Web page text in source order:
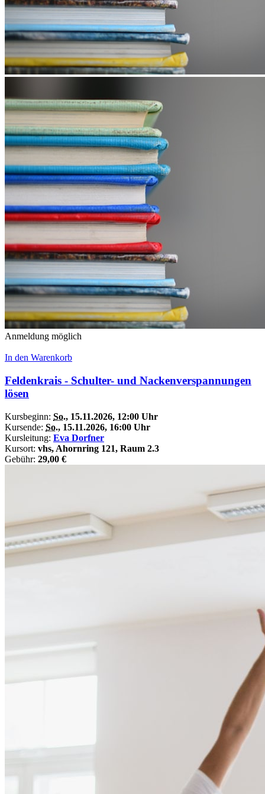
Anmeldung möglich
In den Warenkorb
Feldenkrais - Schulter- und Nackenverspannungen
lösen
Kursbeginn: So., 15.11.2026, 12:00 Uhr
Kursende: So., 15.11.2026, 16:00 Uhr
Kursleitung: Eva Dorfner
Kursort: vhs, Ahornring 121, Raum 2.3
Gebühr: 29,00 €